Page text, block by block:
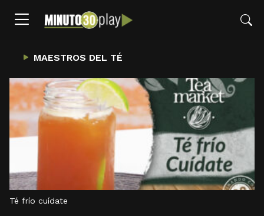
MAESTROS DEL TÉ
Té frío cuídate